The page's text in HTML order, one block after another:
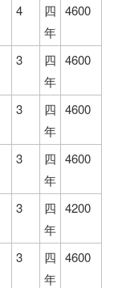
4
四
年
4600
3
四
年
4600
3
四
年
4600
3
四
年
4600
3
四
年
4200
3
四
年
4600